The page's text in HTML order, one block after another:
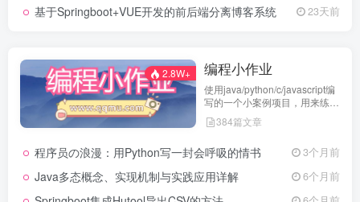
基于Springboot+VUE开发的前后端分离博客系统 23天前
2.8W+ 编程小作业
使用java/python/c/javascript编
写的一个小案例项目，用来练习
代码编程
384篇文章
程序员の浪漫：用Python写一封会呼吸的情书 3个月前
Java多态概念、实现机制与实践应用详解 6个月前